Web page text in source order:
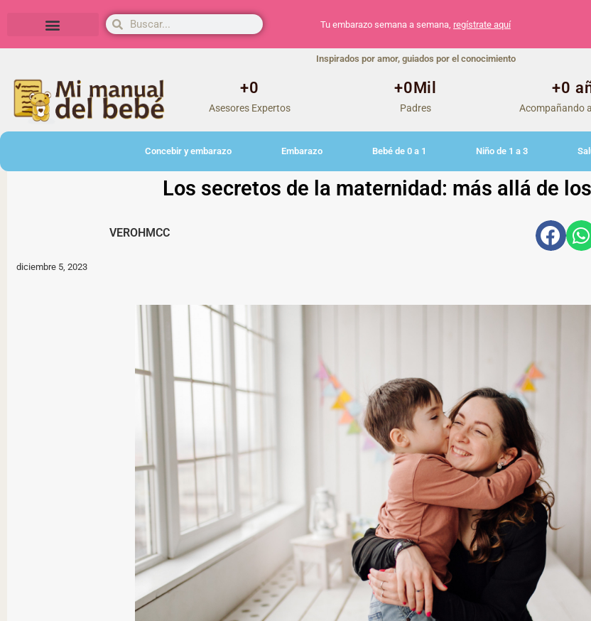
Tu embarazo semana a semana, regístrate aquí
Inspirados por amor, guiados por el conocimiento
Asesores Expertos
+0
Padres
+0Mil
Acompañando
+0
Concebir y embarazo Embarazo Bebé de 0 a 1 Niño de 1 a 3
Los secretos de la maternidad: más allá de
VEROHMCC
diciembre 5, 2023